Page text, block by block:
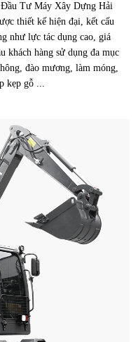
Tư Máy Xây Dựng Hải
thiết kế hiện đại, kết cấu
như lực tác dụng cao, giá
khách hàng sử dụng đa mục
đào mương, làm móng,
kẹp gỗ ...